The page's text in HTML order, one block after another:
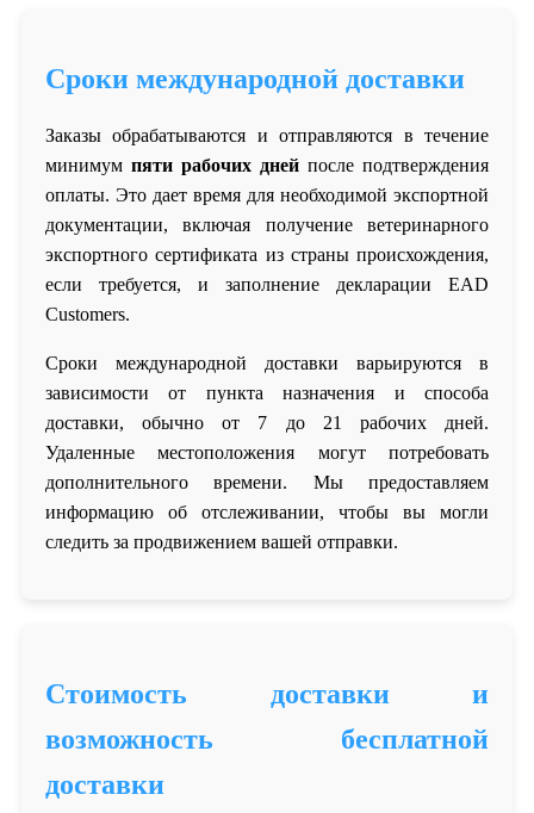
Сроки международной доставки
Заказы обрабатываются и отправляются в течение
минимум пяти рабочих дней после подтверждения
оплаты. Это дает время для необходимой экспортной
документации, включая получение ветеринарного
экспортного сертификата из страны происхождения,
если требуется, и заполнение декларации EAD
Customers.
Сроки международной доставки варьируются в
зависимости от пункта назначения и способа
доставки, обычно от 7 до 21 рабочих дней.
Удаленные местоположения могут потребовать
дополнительного времени. Мы предоставляем
информацию об отслеживании, чтобы вы могли
следить за продвижением вашей отправки.
Стоимость доставки и
возможность бесплатной
доставки